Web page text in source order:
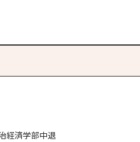
経済学部中退